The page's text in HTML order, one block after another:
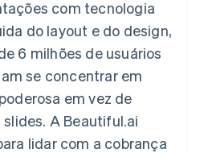
viagens
sem fins
profissionais
de
de códigos
API
parceiro
com tecnologia
do layout e do design,
6 milhões de usuários
se concentrar em
em vez de
A Beautiful.ai
lidar com a cobrança